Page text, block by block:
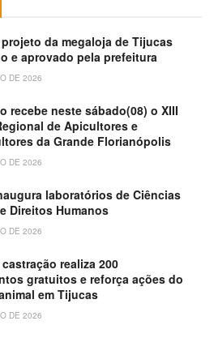
projeto da megaloja de Tijucas
e aprovado pela prefeitura
DE 2026
recebe neste sábado(08) o XIII
de Apicultores e
da Grande Florianópolis
DE 2026
laboratórios de Ciências
Direitos Humanos
DE 2026
realiza 200
gratuitos e reforça ações do
em Tijucas
DE 2026